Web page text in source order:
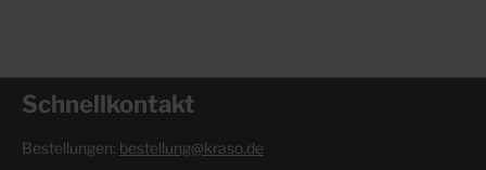
Schnellkontakt
Bestellungen: bestellung@kraso.de